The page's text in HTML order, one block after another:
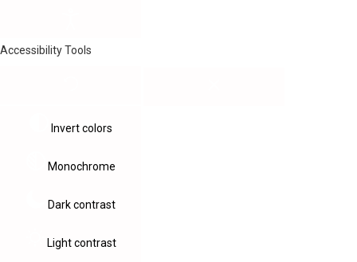
Accessibility Tools
Invert colors
Monochrome
Dark contrast
Light contrast